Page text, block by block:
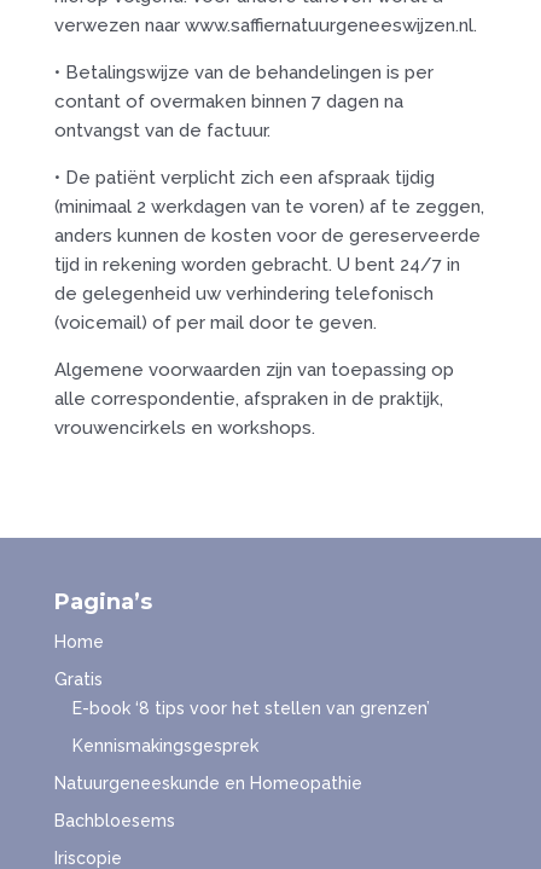
verwezen naar www.saffiernatuurgeneeswijzen.nl.
• Betalingswijze van de behandelingen is per
contant of overmaken binnen 7 dagen na
ontvangst van de factuur.
• De patiënt verplicht zich een afspraak tijdig
(minimaal 2 werkdagen van te voren) af te zeggen,
anders kunnen de kosten voor de gereserveerde
tijd in rekening worden gebracht. U bent 24/7 in
de gelegenheid uw verhindering telefonisch
(voicemail) of per mail door te geven.
Algemene voorwaarden zijn van toepassing op
alle correspondentie, afspraken in de praktijk,
vrouwencirkels en workshops.
Pagina’s
Home
Gratis
E-book ‘8 tips voor het stellen van grenzen’
Kennismakingsgesprek
Natuurgeneeskunde en Homeopathie
Bachbloesems
Iriscopie